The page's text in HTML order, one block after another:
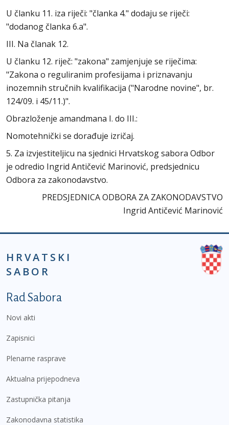
U članku 11. iza riječi: "članka 4." dodaju se riječi:
"dodanog članka 6.a".
III. Na članak 12.
U članku 12. riječ: "zakona" zamjenjuje se riječima:
"Zakona o reguliranim profesijama i priznavanju
inozemnih stručnih kvalifikacija ("Narodne novine", br.
124/09. i 45/11.)".
Obrazloženje amandmana I. do III.:
Nomotehnički se dorađuje izričaj.
5. Za izvjestiteljicu na sjednici Hrvatskog sabora Odbor
je odredio Ingrid Antičević Marinović, predsjednicu
Odbora za zakonodavstvo.
PREDSJEDNICA ODBORA ZA ZAKONODAVSTVO
Ingrid Antičević Marinović
HRVATSKI
SABOR
Podnožje prvi izbornik
Rad Sabora
Novi akti
Zapisnici
Plenarne rasprave
Aktualna prijepodneva
Zastupnička pitanja
Zakonodavna statistika